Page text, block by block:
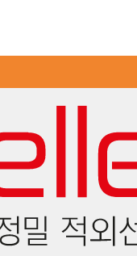
Application Note Semiconductor industry